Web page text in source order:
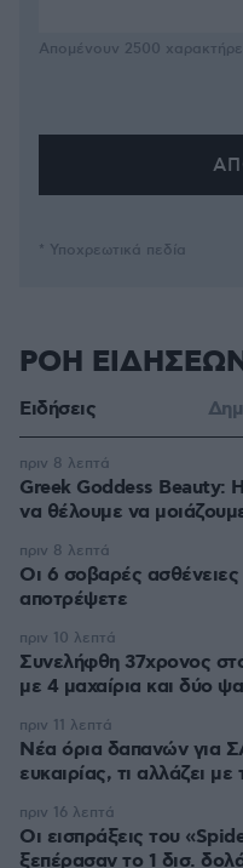
Απομένουν 2500
* Υποχρεωτικά πεδία
ΡΟΗ
Ειδήσεις
Greek Goddess Beauty:
να θέλουμε να
πριν 8 λεπτά
Οι 6 σοβαρές
αποτρέψετε
πριν 8 λεπτά
Συνελήφθη 37χρονος
με 4 μαχαίρια και δύο
πριν 10 λεπτά
Νέα όρια δαπανών για
ευκαιρίας, τι αλλάζει
πριν 11 λεπτά
Οι εισπράξεις του
ξεπέρασαν το 1 δισ.
πριν 16 λεπτά